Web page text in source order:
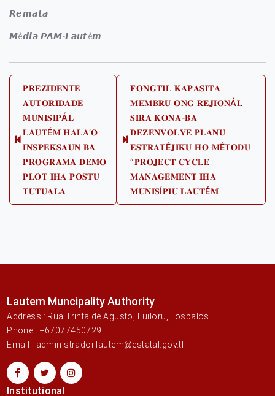
𝙍𝙚𝙢𝙖𝙩𝙖
𝙈é𝙙𝙞𝙖 𝙋𝘼𝙈-𝙇𝙖𝙪𝙩é𝙢
Post
navigation
Previous
post:
𝐏𝐑𝐄𝐙𝐈𝐃𝐄𝐍𝐓𝐄
𝐀𝐔𝐓𝐎𝐑𝐈𝐃𝐀𝐃𝐄
𝐌𝐔𝐍𝐈𝐒𝐈𝐏Á𝐋
𝐋𝐀𝐔𝐓É𝐌 𝐇𝐀𝐋𝐀’𝐎
𝐈𝐍𝐒𝐏𝐄𝐊𝐒𝐀𝐔𝐍 𝐁𝐀
𝐏𝐑𝐎𝐆𝐑𝐀𝐌𝐀 𝐃𝐄𝐌𝐎
𝐏𝐋𝐎𝐓 𝐈𝐇𝐀 𝐏𝐎𝐒𝐓𝐔
𝐓𝐔𝐓𝐔𝐀𝐋𝐀
Next
post:
𝐅𝐎𝐍𝐆𝐓𝐈𝐋 𝐊𝐀𝐏𝐀𝐒𝐈𝐓𝐀
𝐌𝐄𝐌𝐁𝐑𝐔 𝐎𝐍𝐆 𝐑𝐄𝐉𝐈𝐎𝐍Á𝐋
𝐒𝐈𝐑𝐀 𝐊𝐎𝐍𝐀-𝐁𝐀
𝐃𝐄𝐙𝐄𝐍𝐕𝐎𝐋𝐕𝐄 𝐏𝐋𝐀𝐍𝐔
𝐄𝐒𝐓𝐑𝐀𝐓É𝐉𝐈𝐊𝐔 𝐇𝐎 𝐌É𝐓𝐎𝐃𝐔
“𝐏𝐑𝐎𝐉𝐄𝐂𝐓 𝐂𝐘𝐂𝐋𝐄
𝐌𝐀𝐍𝐀𝐆𝐄𝐌𝐄𝐍𝐓 𝐈𝐇𝐀
𝐌𝐔𝐍𝐈𝐒Í𝐏𝐈𝐔 𝐋𝐀𝐔𝐓É𝐌
Lautem Muncipality Authority
Address : Rua Trinta de Agusto, Fuiloru, Lospalos
Phone : +67077450729
Email : administrador.lautem@estatal.gov.tl
Institutional